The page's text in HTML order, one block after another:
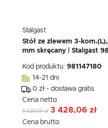
Stalgast
Stół ze zlewem 3-
mm skręcany | Stalgast
Kod produktu: 981147180
14-21 dni
0 zł - dostawa gratis
Cena netto:
5 629,00 zł 3 428,06 zł
Cena brutto: